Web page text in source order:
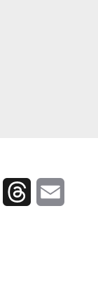
TelegramThreads